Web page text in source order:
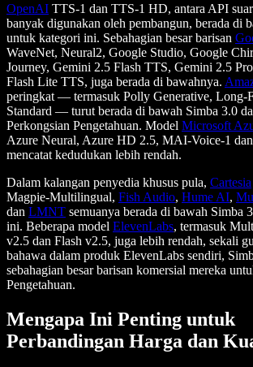
OpenAI TTS-1 dan TTS-1 HD, antara API
banyak digunakan oleh pembangun, berada di
untuk kategori ini. Sebahagian besar barisan
WaveNet, Neural2, Google Studio, Google
Journey, Gemini 2.5 Flash TTS, Gemini 2.5
Flash Lite TTS, juga berada di bawahnya.
peringkat — termasuk Polly Generative, Long-
Standard — turut berada di bawah Simba 3.0
Perkongsian Pengetahuan. Model Microsoft
Azure Neural, Azure HD 2.5, MAI-Voice-1
mencatat kedudukan lebih rendah.
Dalam kalangan penyedia khusus pula, Cartesia
Magpie-Multilingual, Fish Audio, Hume AI,
dan LMNT semuanya berada di bawah Simba
ini. Beberapa model ElevenLabs, termasuk
v2.5 dan Flash v2.5, juga lebih rendah, sekali
bahawa dalam produk ElevenLabs sendiri,
sebahagian besar barisan komersial mereka
Pengetahuan.
Mengapa Ini Penting untuk
Perbandingan Harga dan